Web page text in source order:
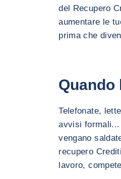
del Recupero
aumentare le
prima che
Telefonate,
avvisi formali...
vengano
recupero
lavoro,